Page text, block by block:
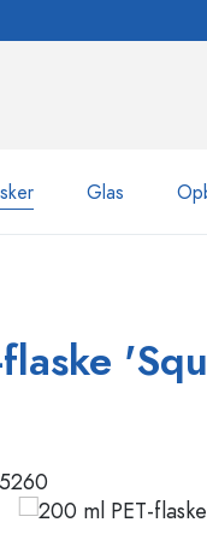
Glas
Flasker efter
WECK-flasker
Flasker med